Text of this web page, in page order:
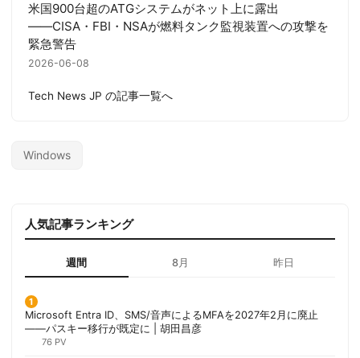
米国900台超のATGシステムがネット上に露出
――CISA・FBI・NSAが燃料タンク監視装置への攻撃を
緊急警告
2026-06-08
Tech News JP の記事一覧へ
Windows
人気記事ランキング
週間 8月 昨日
Microsoft Entra ID、SMS/音声によるMFAを2027年2月に廃止
——パスキー移行が既定に | 胡田昌彦
76 PV